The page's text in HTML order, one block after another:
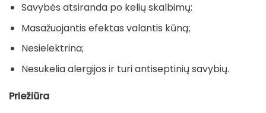
Savybės atsiranda po kelių skalbimų;
Masažuojantis efektas valantis kūną;
Nesielektrina;
Nesukelia alergijos ir turi antiseptinių savybių.
Priežiūra